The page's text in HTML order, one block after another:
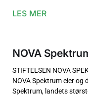
LES MER
NOVA
STIFTELSEN NOVA
NOVA Spektrum eier og
Spektrum, landets